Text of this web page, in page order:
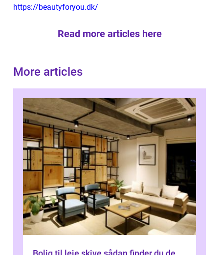
https://beautyforyou.dk/
Read more articles here
More articles